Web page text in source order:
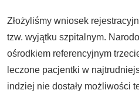
Złożyliśmy wniosek
tzw. wyjątku szpitalnym.
ośrodkiem referencyjnym
leczone pacjentki w
indziej nie dostały możliwości